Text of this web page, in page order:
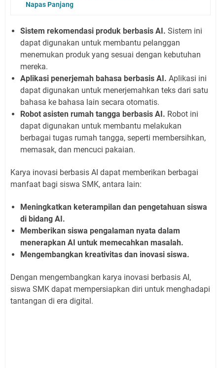
Napas Panjang
Sistem rekomendasi produk berbasis AI. Sistem ini
dapat digunakan untuk membantu pelanggan
menemukan produk yang sesuai dengan kebutuhan
mereka.
Aplikasi penerjemah bahasa berbasis AI. Aplikasi ini
dapat digunakan untuk menerjemahkan teks dari satu
bahasa ke bahasa lain secara otomatis.
Robot asisten rumah tangga berbasis AI. Robot ini
dapat digunakan untuk membantu melakukan
berbagai tugas rumah tangga, seperti membersihkan,
memasak, dan mencuci pakaian.
Karya inovasi berbasis AI dapat memberikan berbagai
manfaat bagi siswa SMK, antara lain:
Meningkatkan keterampilan dan pengetahuan siswa
di bidang AI.
Memberikan siswa pengalaman nyata dalam
menerapkan AI untuk memecahkan masalah.
Mengembangkan kreativitas dan inovasi siswa.
Dengan mengembangkan karya inovasi berbasis AI,
siswa SMK dapat mempersiapkan diri untuk menghadapi
tantangan di era digital.